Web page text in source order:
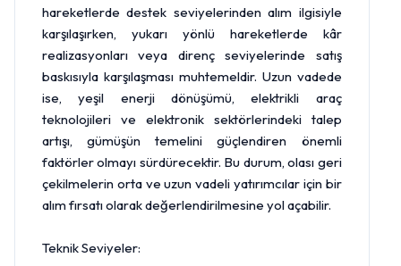
hareketlerde destek seviyelerinden alım ilgisiyle
karşılaşırken, yukarı yönlü hareketlerde kâr
realizasyonları veya direnç seviyelerinde satış
baskısıyla karşılaşması muhtemeldir. Uzun vadede
ise, yeşil enerji dönüşümü, elektrikli araç
teknolojileri ve elektronik sektörlerindeki talep
artışı, gümüşün temelini güçlendiren önemli
faktörler olmayı sürdürecektir. Bu durum, olası geri
çekilmelerin orta ve uzun vadeli yatırımcılar için bir
alım fırsatı olarak değerlendirilmesine yol açabilir.
Teknik Seviyeler: